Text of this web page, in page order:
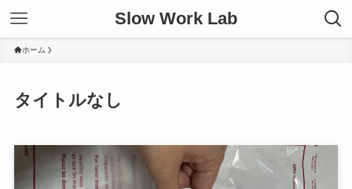
Slow Work Lab
ホーム
タイトルなし